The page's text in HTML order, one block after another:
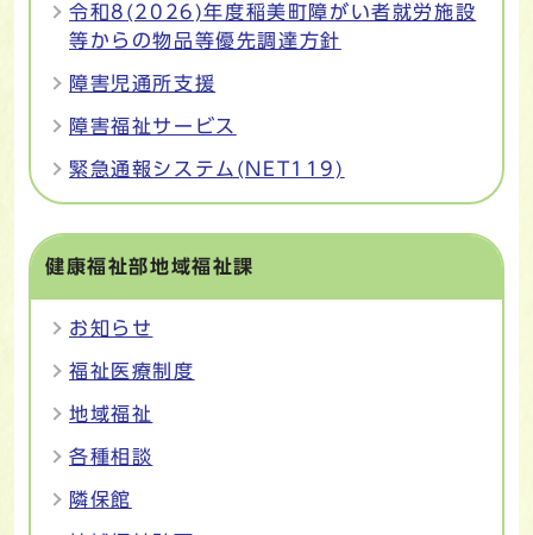
令和8(2026)年度稲美町障がい者就労施設
等からの物品等優先調達方針
障害児通所支援
障害福祉サービス
緊急通報システム(NET119)
健康福祉部地域福祉課
お知らせ
福祉医療制度
地域福祉
各種相談
隣保館